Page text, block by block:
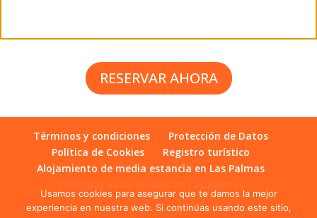
RESERVAR AHORA
Términos y condiciones
Protección de Datos
Política de Cookies
Registro turístico
Alojamiento de media estancia en Las Palmas
Usamos cookies para asegurar que te damos la mejor
experiencia en nuestra web. Si continúas usando este sitio,